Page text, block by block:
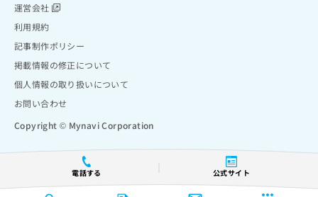
電話する 公式サイト
運営会社
利用規約
記事制作ポリシー
掲載情報の修正について
個人情報の取り扱いについて
お問い合わせ
Copyright © Mynavi Corporation